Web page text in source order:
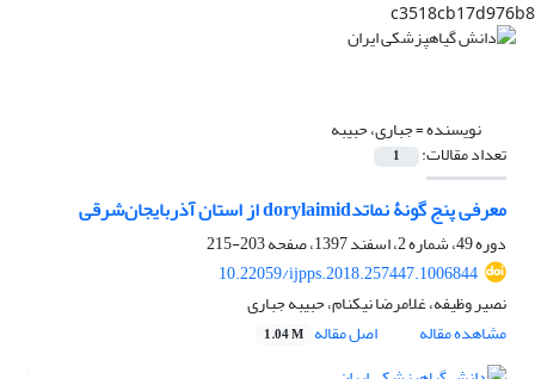
c3518cb17d976b8
نویسنده =جباری، حبیبه
تعداد مقالات: 1
معرفی پنج گونۀ نماتدdorylaimid از استان آذربایجان‌شرقی‏
دوره 49، شماره 2، اسفند 1397، صفحه
203-215
10.22059/ijpps.2018.257447.1006844
نصیر وظیفه، غلامرضا نیکنام، حبیبه جباری
مشاهده مقاله
اصل مقاله 1.04 M